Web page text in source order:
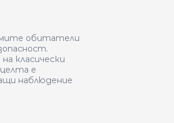
обитатели
класически
е
наблюдение